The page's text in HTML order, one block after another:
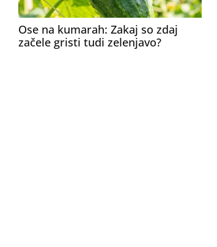
Ose na kumarah: Zakaj so zdaj
začele gristi tudi zelenjavo?